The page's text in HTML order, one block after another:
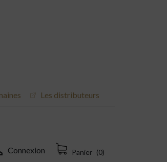
Les distributeurs
Connexion Panier (0)